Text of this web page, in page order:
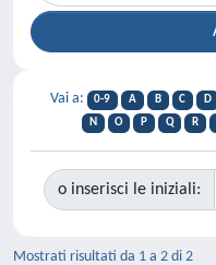
Vai a: 0-9 A B C D
N
O P Q R
o inserisci le iniziali:
Mostrati risultati da 1 a 2 di 2